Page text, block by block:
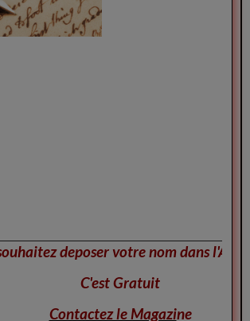
deposer votre nom dans
C'est Gratuit
Contactez le Magazine